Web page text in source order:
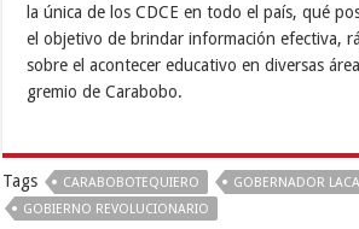
la única de los CDCE en todo el país, qué
el objetivo de brindar información efectiva,
sobre el acontecer educativo en diversas
gremio de Carabobo.
Tags CARABOBOTEQUIERO
GOBERNADOR
GOBIERNO REVOLUCIONARIO